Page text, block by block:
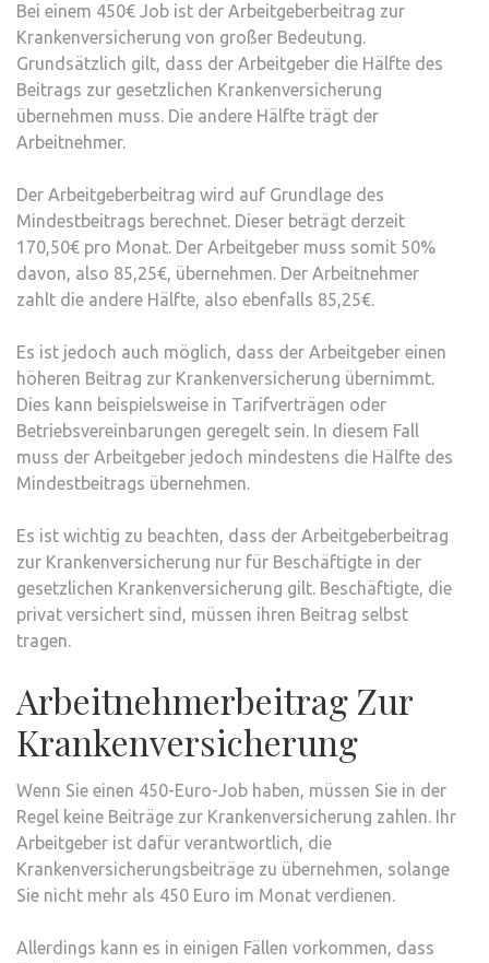
Bei einem 450€ Job ist der Arbeitgeberbeitrag zur
Krankenversicherung von großer Bedeutung.
Grundsätzlich gilt, dass der Arbeitgeber die Hälfte des
Beitrags zur gesetzlichen Krankenversicherung
übernehmen muss. Die andere Hälfte trägt der
Arbeitnehmer.
Der Arbeitgeberbeitrag wird auf Grundlage des
Mindestbeitrags berechnet. Dieser beträgt derzeit
170,50€ pro Monat. Der Arbeitgeber muss somit 50%
davon, also 85,25€, übernehmen. Der Arbeitnehmer
zahlt die andere Hälfte, also ebenfalls 85,25€.
Es ist jedoch auch möglich, dass der Arbeitgeber einen
höheren Beitrag zur Krankenversicherung übernimmt.
Dies kann beispielsweise in Tarifverträgen oder
Betriebsvereinbarungen geregelt sein. In diesem Fall
muss der Arbeitgeber jedoch mindestens die Hälfte des
Mindestbeitrags übernehmen.
Es ist wichtig zu beachten, dass der Arbeitgeberbeitrag
zur Krankenversicherung nur für Beschäftigte in der
gesetzlichen Krankenversicherung gilt. Beschäftigte, die
privat versichert sind, müssen ihren Beitrag selbst
tragen.
Arbeitnehmerbeitrag Zur
Krankenversicherung
Wenn Sie einen 450-Euro-Job haben, müssen Sie in der
Regel keine Beiträge zur Krankenversicherung zahlen. Ihr
Arbeitgeber ist dafür verantwortlich, die
Krankenversicherungsbeiträge zu übernehmen, solange
Sie nicht mehr als 450 Euro im Monat verdienen.
Allerdings kann es in einigen Fällen vorkommen, dass